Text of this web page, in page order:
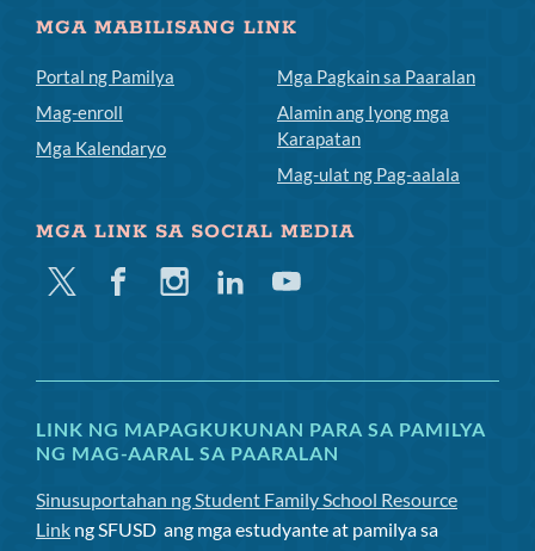
MGA MABILISANG LINK
Portal ng Pamilya
Mag-enroll
Mga Kalendaryo
Mga Pagkain sa Paaralan
Alamin ang Iyong mga
Karapatan
Mag-ulat ng Pag-aalala
MGA LINK SA SOCIAL MEDIA
Twitter FacebookInstagramLinkedinYoutube
LINK NG MAPAGKUKUNAN PARA SA PAMILYA
NG MAG-AARAL SA PAARALAN
Sinusuportahan ng Student Family School Resource
Link ng SFUSD ang mga estudyante at pamilya sa